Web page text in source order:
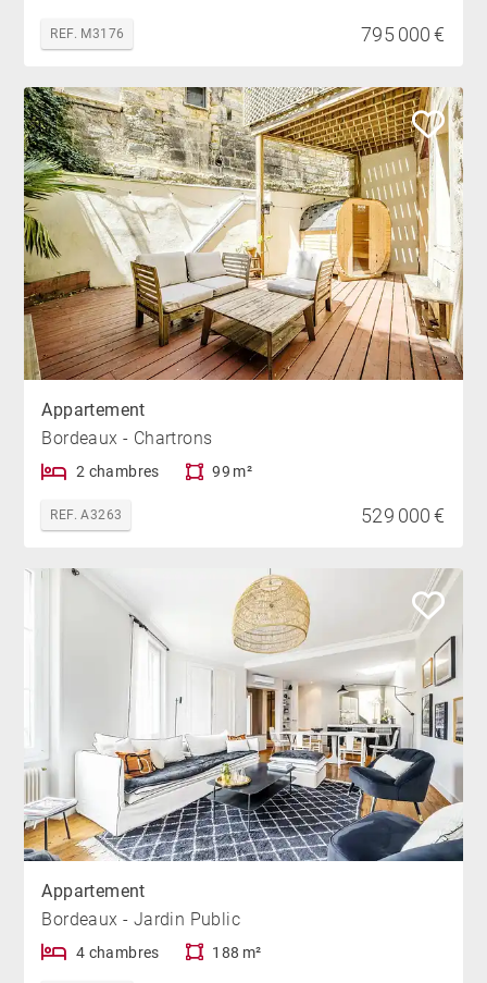
REF. M3176 795 000 €
Appartement
Bordeaux - Chartrons
2 chambres 99 m²
REF. A3263 529 000 €
Appartement
Bordeaux - Jardin Public
4 chambres 188 m²